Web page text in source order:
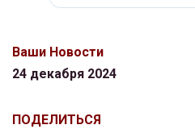
Ваши Новости
24 декабря 2024
ПОДЕЛИТЬСЯ